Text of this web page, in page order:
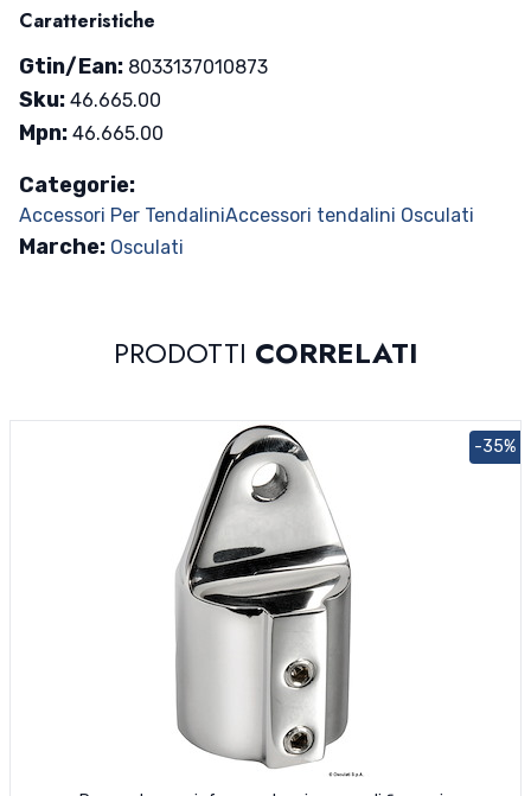
Caratteristiche
Gtin/Ean: 8033137010873
Sku: 46.665.00
Mpn: 46.665.00
Categorie:
Accessori Per TendaliniAccessori tendalini Osculati
Marche: Osculati
PRODOTTI CORRELATI
-35%